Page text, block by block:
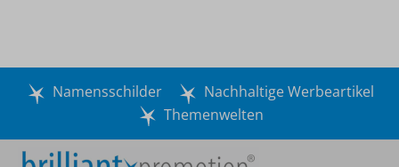
Namensschilder
Nachhaltige Werbeartikel
Themenwelten